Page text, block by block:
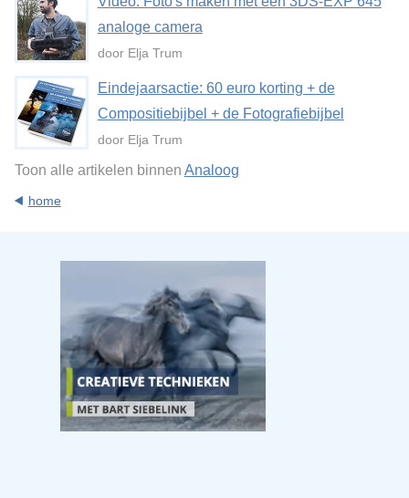
analoge camera
door Elja Trum
Eindejaarsactie: 60 euro korting + de
Compositiebijbel + de Fotografiebijbel
door Elja Trum
Toon alle artikelen binnen Analoog
home